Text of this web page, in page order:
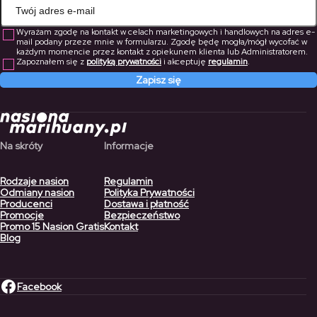
Wyrażam zgodę na kontakt w celach marketingowych i handlowych na adres e-
mail podany przeze mnie w formularzu. Zgodę będę mogła/mógł wycofać w
każdym momencie przez kontakt z opiekunem klienta lub Administratorem.
Zapoznałem się z polityką prywatnościi akceptuję regulamin.
Zapisz się
Na skróty
Rodzaje nasion
Odmiany nasion
Producenci
Promocje
Promo 15 Nasion Gratis
Blog
Informacje
Regulamin
Polityka Prywatności
Dostawa i płatność
Bezpieczeństwo
Kontakt
Facebook